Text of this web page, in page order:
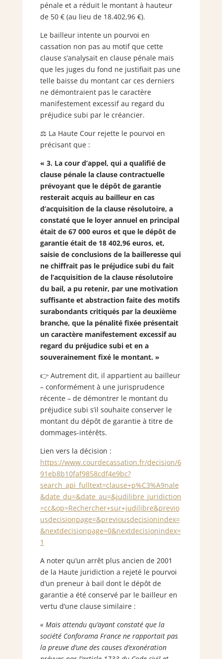
pénale et a réduit le montant à hauteur
de 50 € (au lieu de 18.402,96 €).
Le bailleur intente un pourvoi en
cassation non pas au motif que cette
clause s’analysait en clause pénale mais
que les juges du fond ne justifiait pas une
telle baisse du montant car ces derniers
ne démontraient pas le caractère
manifestement excessif au regard du
préjudice subi par le créancier.
⚖️ La Haute Cour rejette le pourvoi en
précisant que :
« 3. La cour d’appel, qui a qualifié de
clause pénale la clause contractuelle
prévoyant que le dépôt de garantie
resterait acquis au bailleur en cas
d’acquisition de la clause résolutoire, a
constaté que le loyer annuel en principal
était de 67 000 euros et que le dépôt de
garantie était de 18 402,96 euros, et,
saisie de conclusions de la bailleresse qui
ne chiffrait pas le préjudice subi du fait
de l’acquisition de la clause résolutoire
du bail, a pu retenir, par une motivation
suffisante et abstraction faite des motifs
surabondants critiqués par la deuxième
branche, que la pénalité fixée présentait
un caractère manifestement excessif au
regard du préjudice subi et en a
souverainement fixé le montant. »
👉 Autrement dit, il appartient au bailleur
– conformément à une jurisprudence
récente – de démontrer le montant du
préjudice subi s’il souhaite conserver le
montant du dépôt de garantie à titre de
dommages-intérêts.
Lien vers la décision :
https://www.courdecassation.fr/decision/6
91eb8b10faf9858cdf4e9bc?
search_api_fulltext=clause+p%C3%A9nale
&date_du=&date_au=&judilibre_juridiction
=cc&op=Rechercher+sur+judilibre&previo
usdecisionpage=&previousdecisionindex=
&nextdecisionpage=0&nextdecisionindex=
1
A noter qu’un arrêt plus ancien de 2001
de la Haute juridiction a rejeté le pourvoi
d’un preneur à bail dont le dépôt de
garantie a été conservé par le bailleur en
vertu d’une clause similaire :
« Mais attendu qu’ayant constaté que la
société Conforama France ne rapportait pas
la preuve d’une des causes d’exonération